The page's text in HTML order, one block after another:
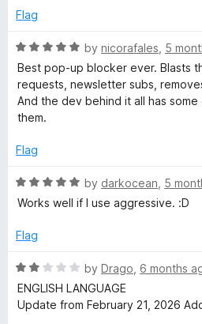
f2
u
t
5
Flag
R
a
t
e
d
o
t
o
5
by nicorafales 5
Best pop-up blocker ever. Blasts
requests, newsletter subs,
And the dev behind it all has
them.
Flag
R
a
e
5
o
u
by darkocean 5
Works well if I use aggressive. :D
Flag
R
a
t
by Drago 6 months
ENGLISH LANGUAGE
Update from February 21, 2026